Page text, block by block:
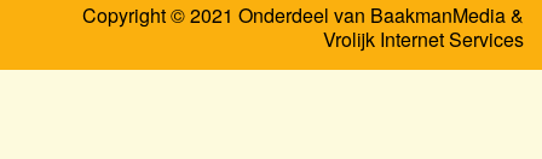
Copyright © 2021 Onderdeel van BaakmanMedia&
Vrolijk Internet Services